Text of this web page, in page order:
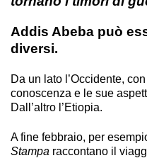
Addis Abeba può
diversi.
Da un lato l’Occidente,
conoscenza e le sue
Dall’altro l’Etiopia.
A fine febbraio, per
Stampa raccontano il